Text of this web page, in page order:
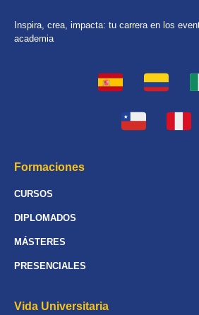
Inspira, crea, impacta: tu carrera en los
academia
Formaciones
CURSOS
DIPLOMADOS
MÁSTERES
PRESENCIALES
Vida Universitaria